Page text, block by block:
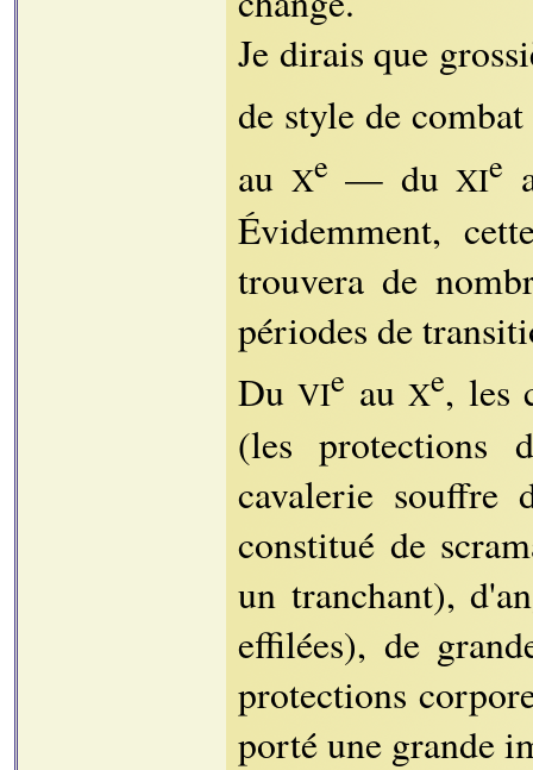
Je dirais que
de style de
au Xe — duXIe
Évidemment,
trouvera de
périodes de
DuVIe auXe, les
(les protections
cavalerie souffre
constitué de
un tranchant),
effilées), de
protections
porté une grande